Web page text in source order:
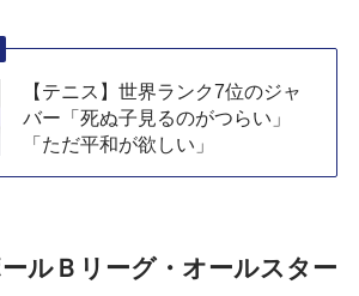
【テニス】世界ランク7位のジャ
バー「死ぬ子見るのがつらい」
「ただ平和が欲しい」
ルＢリーグ・オールスター